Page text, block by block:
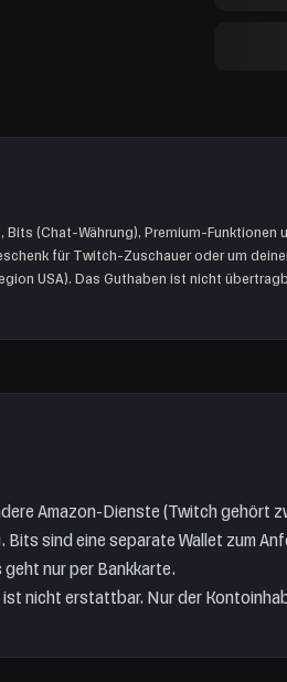
(Chat-Währung), Premium-Funktionen
für Twitch-Zuschauer oder um
USA). Das Guthaben ist nicht
Amazon-Dienste (Twitch gehört
sind eine separate Wallet zum
nur per Bankkarte.
nicht erstattbar. Nur der